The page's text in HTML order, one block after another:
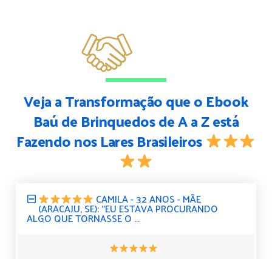
Veja a Transformação que o Ebook
Baú de Brinquedos de A a Z está
Fazendo nos Lares Brasileiros
CAMILA - 32 ANOS - MÃE
(ARACAJU, SE): "EU ESTAVA PROCURANDO
ALGO QUE TORNASSE O ...